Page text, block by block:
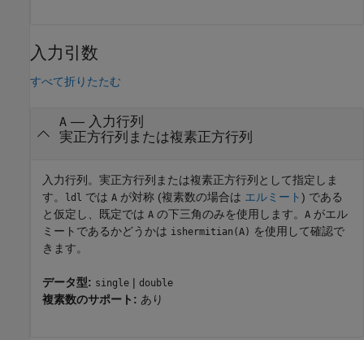
入力引数
すべて折りたたむ
A— 入力行列
実正方行列または複素正方行列
入力行列。実正方行列または複素正方行列として指定しま
す。
ldl では A が対称 (複素数の場合は エルミート) である
と仮定し、既定では A の下三角のみを使用します。 A がエル
ミートであるかどうかは ishermitian(A) を使用して確認で
きます。
データ型: single | double
複素数のサポート: あり